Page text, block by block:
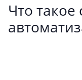
Что такое